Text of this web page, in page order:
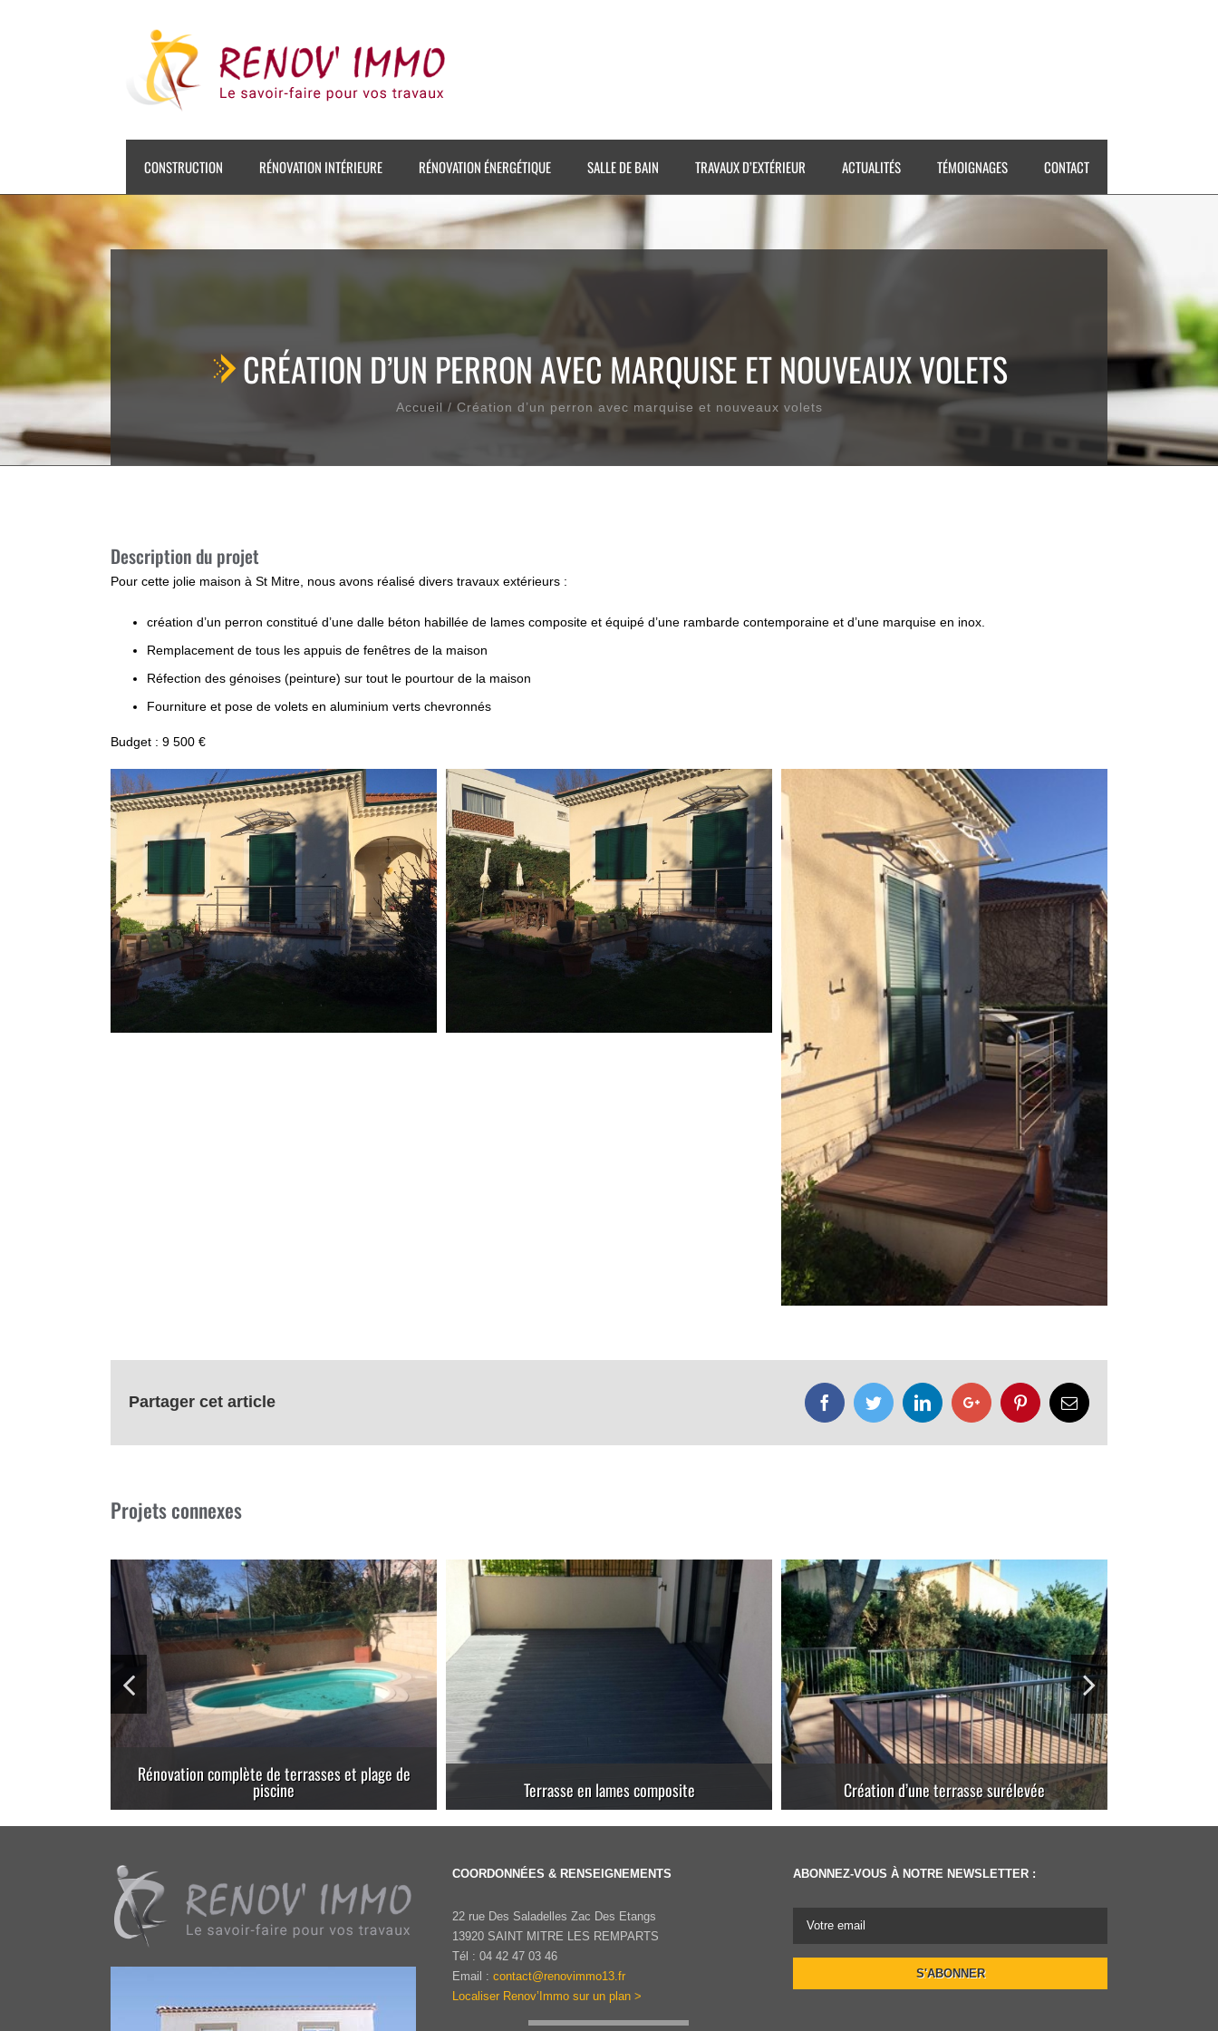
CONSTRUCTION RÉNOVATION INTÉRIEURE RÉNOVATION ÉNERGÉTIQUE SALLE DE BAIN TRAVAUX D’EXTÉRIEUR ACTUALITÉS TÉMOIGNAGES CONTACT
CRÉATION D’UN PERRON AVEC MARQUISE ET NOUVEAUX VOLETS
Accueil / Création d’un perron avec marquise et nouveaux volets
Description du projet
Pour cette jolie maison à St Mitre, nous avons réalisé divers travaux extérieurs :
création d’un perron constitué d’une dalle béton habillée de lames composite et équipé d’une rambarde contemporaine et d’une marquise en inox.
Remplacement de tous les appuis de fenêtres de la maison
Réfection des génoises (peinture) sur tout le pourtour de la maison
Fourniture et pose de volets en aluminium verts chevronnés
Budget : 9 500 €
Partager cet article FacebookTwitterLinkedInGoogle+ PinterestEmail
Projets connexes
Terrasse en lames composite Création d’une terrasse surélevée Création d’une plage de piscine
COORDONNÉES & RENSEIGNEMENTS
22 rue Des Saladelles Zac Des Etangs
13920 SAINT MITRE LES REMPARTS
Tél : 04 42 47 03 46
Email : contact@renovimmo13.fr
Localiser Renov’Immo sur un plan >
ABONNEZ-VOUS À NOTRE NEWSLETTER :